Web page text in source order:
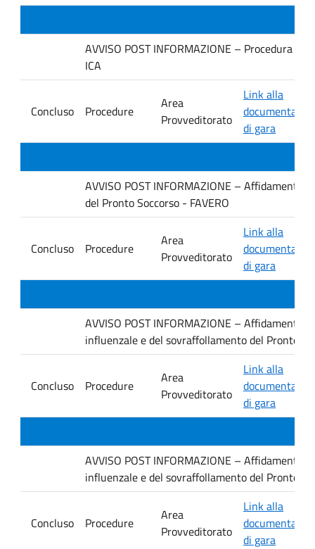
AVVISO POST INFORMAZIONE – Procedura
ICA
Concluso Procedure
Area
Provveditorato
Link alla
di gara
AVVISO POST INFORMAZIONE –
del Pronto Soccorso - FAVERO
Concluso Procedure
Area
Provveditorato
Link alla
di gara
AVVISO POST INFORMAZIONE – Affidamento
influenzale e del sovraffollamento del Pronto
Concluso Procedure
Area
Provveditorato
Link alla
di gara
AVVISO POST INFORMAZIONE – Affidamento
influenzale e del sovraffollamento del Pronto
Concluso Procedure
Area
Provveditorato
Link alla
di gara